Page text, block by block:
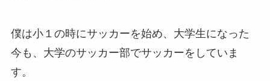
僕は小１の時にサッカーを始め、大学生になった
今も、大学のサッカー部でサッカーをしていま
す。